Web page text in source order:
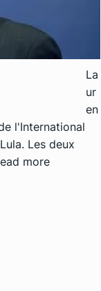
La
ur
en
l'International
Les deux
more